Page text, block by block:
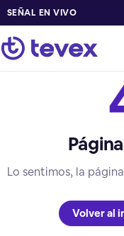
SEÑAL EN VIVO
Lo sentimos, la
Volver al